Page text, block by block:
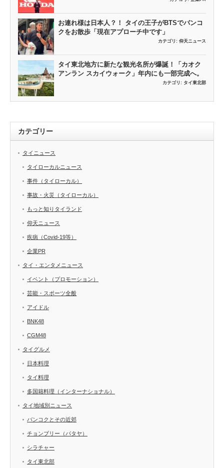
お連れ様は日本人？！ タイの王子がBTSでバンコ
クをお散歩「現在アプローチ中です」
カテゴリ: 仰天ニュース
タイ東北地方に新たな観光名所が爆誕！「カオク
アンラン スカイウォーク」年内にも一部完成へ。
カテゴリ: タイ東北部
カテゴリー
タイニュース
タイローカルニュース
事件（タイローカル）
事故・火災（タイローカル）
もっと知りタイランド
仰天ニュース
疾病（Covid-19等）
企業PR
タイ・エンタメニュース
イベント（プロモーション）
芸能・スポーツ全般
アイドル
BNK48
CGM48
タイグルメ
日本料理
タイ料理
多国籍料理（インターナショナル）
タイ地域別ニュース
バンコクとその近郊
チョンブリー（パタヤ）
シラチャー
タイ東北部